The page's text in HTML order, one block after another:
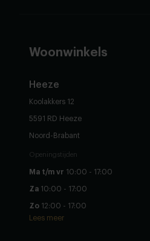
Woonwinkels
Heeze
Koolakkers 12
5591 RD Heeze
Noord-Brabant
Openingstijden
Ma t/m vr 10:00 - 17:00
Za 10:00 - 17:00
Zo 12:00 - 17:00
Lees meer